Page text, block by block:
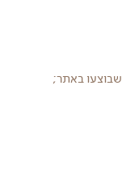
באתר;